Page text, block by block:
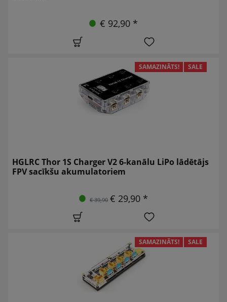
€ 92,90 *
SAMAZINĀTS! SALE
HGLRC Thor 1S Charger V2 6-kanālu LiPo lādētājs
FPV sacīkšu akumulatoriem
€ 39,90 € 29,90 *
SAMAZINĀTS! SALE